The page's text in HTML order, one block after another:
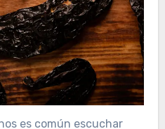
es común escuchar